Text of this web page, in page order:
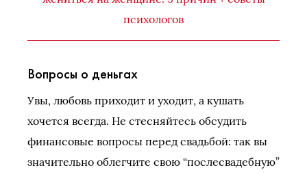
психологов
Вопросы о деньгах
Увы, любовь приходит и уходит, а кушать
хочется всегда. Не стесняйтесь обсудить
финансовые вопросы перед свадьбой: так вы
значительно облегчите свою “послесвадебную”